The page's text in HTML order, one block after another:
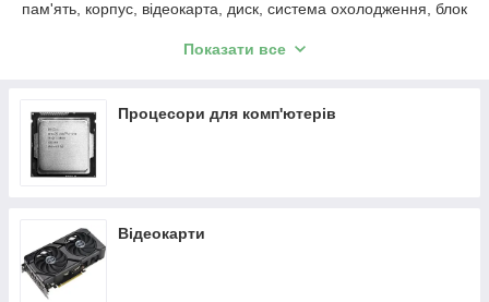
пам'ять, корпус, відеокарта, диск, система охолодження, блок
Показати все
Процесори для комп'ютерів
Відеокарти